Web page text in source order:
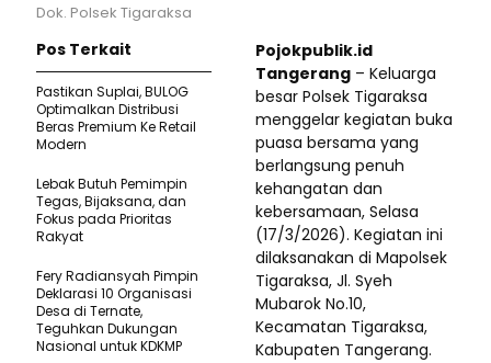
Dok. Polsek Tigaraksa
Pojokpublik.id
Tangerang – Keluarga
besar Polsek Tigaraksa
menggelar kegiatan buka
puasa bersama yang
berlangsung penuh
kehangatan dan
kebersamaan, Selasa
(17/3/2026). Kegiatan ini
dilaksanakan di Mapolsek
Tigaraksa, Jl. Syeh
Mubarok No.10,
Kecamatan Tigaraksa,
Kabupaten Tangerang.
Pos Terkait
Pastikan SupIai, BULOG
Optimalkan Distribusi
Beras Premium Ke Retail
Modern
Lebak Butuh Pemimpin
Tegas, Bijaksana, dan
Fokus pada Prioritas
Rakyat
Fery Radiansyah Pimpin
Deklarasi 10 Organisasi
Desa di Ternate,
Teguhkan Dukungan
Nasional untuk KDKMP